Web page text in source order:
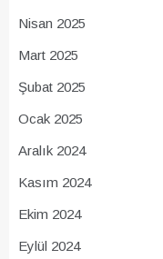
Nisan 2025
Mart 2025
Şubat 2025
Ocak 2025
Aralık 2024
Kasım 2024
Ekim 2024
Eylül 2024